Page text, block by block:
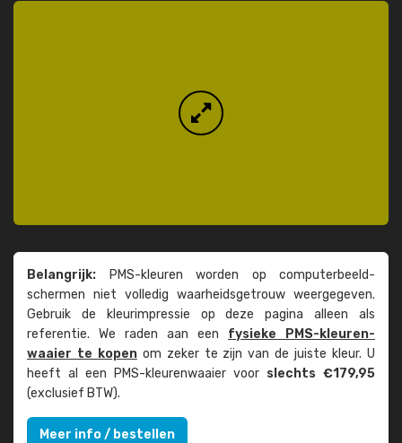
Belangrijk: PMS-kleuren worden op computer­beeld­
schermen niet volledig waarheids­­getrouw weer­gegeven.
Gebruik de kleur­impressie op deze pagina alleen als
referentie. We raden aan een fysieke PMS-kleuren­
waaier te kopenom zeker te zijn van de juiste kleur. U
heeft al een PMS-kleuren­waaier voor slechts €179,95
(exclusief BTW).
Meer info / bestellen